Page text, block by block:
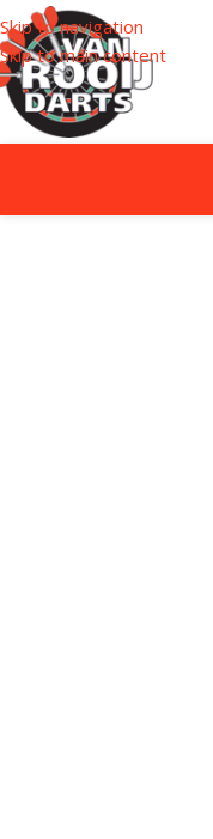
Skip to navigation
Skip to main content